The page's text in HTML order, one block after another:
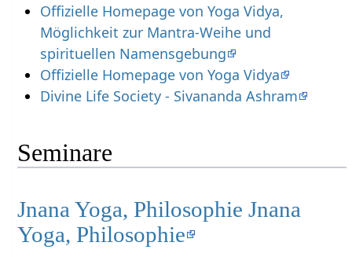
Offizielle Homepage von Yoga Vidya,
Möglichkeit zur Mantra-Weihe und
spirituellen Namensgebung
Offizielle Homepage von Yoga Vidya
Divine Life Society - Sivananda Ashram
Seminare
Jnana Yoga, Philosophie Jnana
Yoga, Philosophie